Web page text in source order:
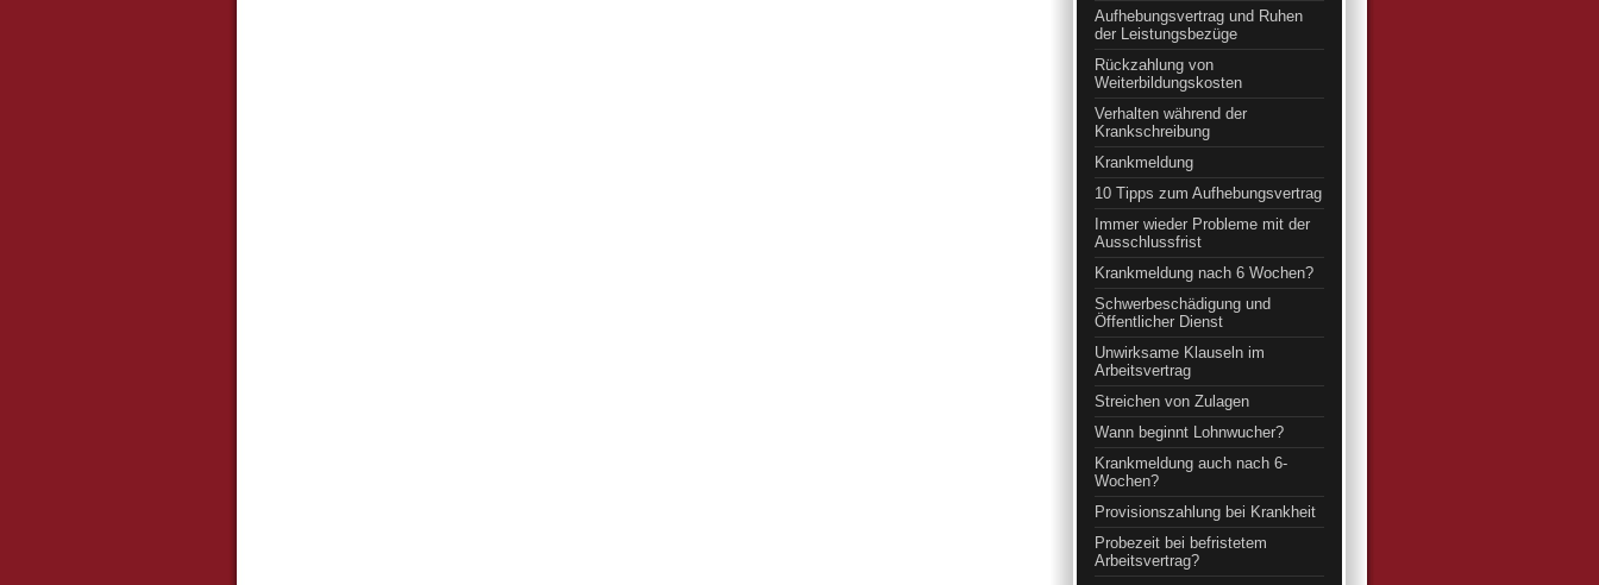
Aufhebungsvertrag und Ruhen
der Leistungsbezüge
Rückzahlung von
Weiterbildungskosten
Verhalten während der
Krankschreibung
Krankmeldung
10 Tipps zum Aufhebungsvertrag
Immer wieder Probleme mit der
Ausschlussfrist
Krankmeldung nach 6 Wochen?
Schwerbeschädigung und
Öffentlicher Dienst
Unwirksame Klauseln im
Arbeitsvertrag
Streichen von Zulagen
Wann beginnt Lohnwucher?
Krankmeldung auch nach 6-
Wochen?
Provisionszahlung bei Krankheit
Probezeit bei befristetem
Arbeitsvertrag?